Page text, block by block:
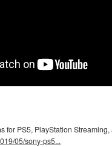
for PS5, PlayStation
05/sony-ps5...